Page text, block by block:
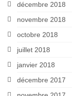
décembre 2018
novembre 2018
octobre 2018
juillet 2018
janvier 2018
décembre 2017